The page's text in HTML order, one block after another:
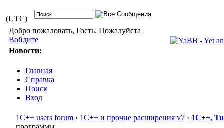
(UTC)
Добро пожаловать, Гость. Пожалуйста
Войдите
Новости:
Главная
Справка
Поиск
Вход
1С++ users forum › 1С++ и прочие расширения v7 › 1С++,
программы